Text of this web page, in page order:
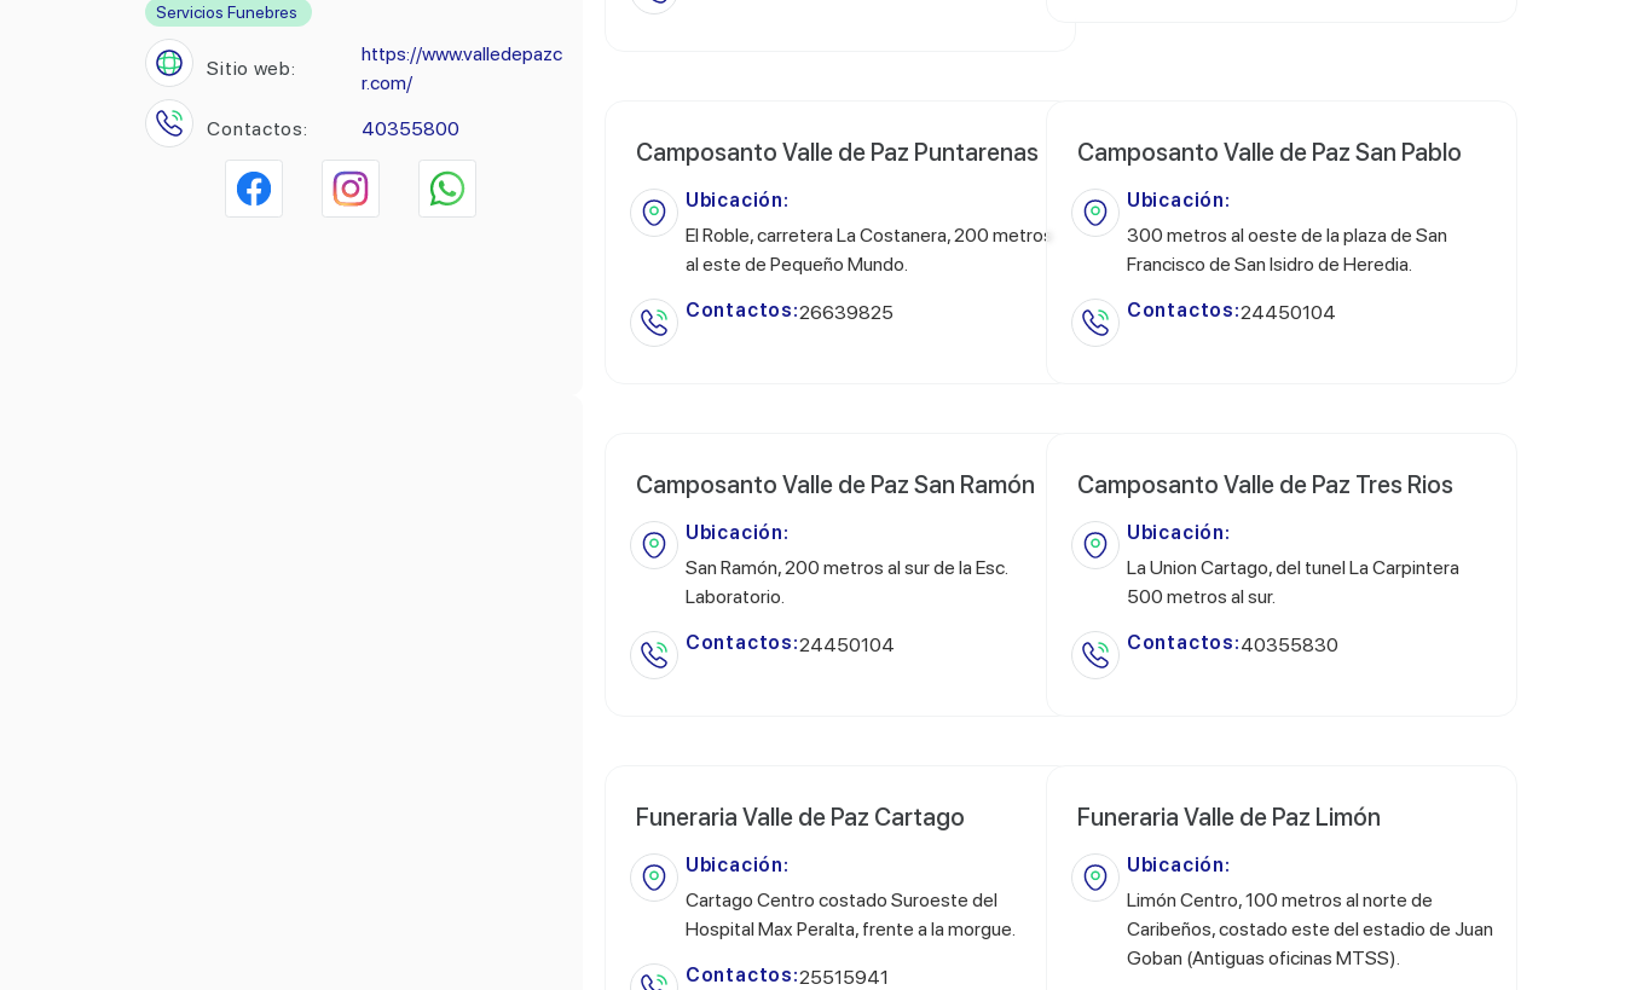
Servicios Funebres
Sitio web:
https://www.valledepazc
r.com/
Contactos:
40355800
Camposanto Valle de Paz Puntarenas
Ubicación:
El Roble, carretera La Costanera, 200 metros
al este de Pequeño Mundo.
Contactos:26639825
Camposanto Valle de Paz San Pablo
Ubicación:
300 metros al oeste de la plaza de San
Francisco de San Isidro de Heredia.
Contactos:24450104
Camposanto Valle de Paz San Ramón
Ubicación:
San Ramón, 200 metros al sur de la Esc.
Laboratorio.
Contactos:24450104
Camposanto Valle de Paz Tres Rios
Ubicación:
La Union Cartago, del tunel La Carpintera
500 metros al sur.
Contactos:40355830
Funeraria Valle de Paz Cartago
Ubicación:
Cartago Centro costado Suroeste del
Hospital Max Peralta, frente a la morgue.
Contactos:25515941
Funeraria Valle de Paz Limón
Ubicación:
Limón Centro, 100 metros al norte de
Caribeños, costado este del estadio de Juan
Goban (Antiguas oficinas MTSS).